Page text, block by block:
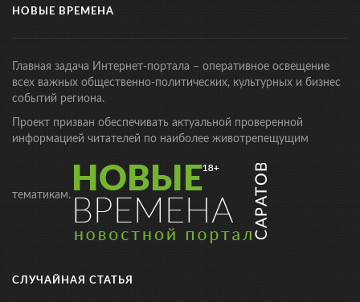
НОВЫЕ ВРЕМЕНА
Главная задача Интернет-портала – оперативное освещение
всех важных общественно-политических, культурных и бизнес
событий региона.
Проект призван обеспечивать актуальной проверенной
информацией читателей по наиболее животрепещущим
тематикам.
СЛУЧАЙНАЯ СТАТЬЯ